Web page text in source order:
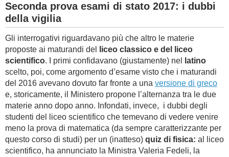
Seconda prova esami di stato 2017: i dubbi
della vigilia
Gli interrogativi riguardavano più che altro le materie
proposte ai maturandi del
liceo classico e del liceo
scientifico. I primi confidavano (giustamente) nel
latino
scelto, poi, come argomento d’esame visto che i maturandi
del 2016 avevano dovuto far fronte a una versione di greco
e, storicamente, il Ministero propone l’alternanza tra le due
materie anno dopo anno. Infondati, invece, i dubbi degli
studenti del liceo scientifico che temevano di vedere venire
meno la prova di matematica (da sempre caratterizzante per
questo corso di studi) per un (inatteso) quiz di fisica: al liceo
scientifico, ha annunciato la Ministra Valeria Fedeli, la